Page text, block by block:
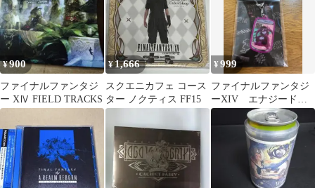
¥900
ファイナルファンタジ
ー XⅣ FIELD TRACKS
¥1,666
スクエニカフェ コース
ター ノクティス FF15
¥999
ファイナルファンタジ
ーXIV エナジードリ
ンク型ラメ入りキーホ
ルダー サキュバス